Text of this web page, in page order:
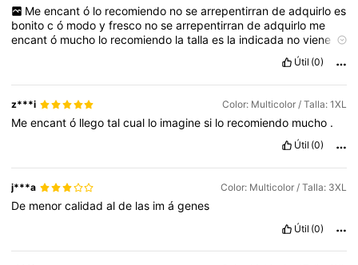
Me encant ó lo recomiendo no se arrepentirran de adquirlo es
bonitocó modoyfresco nosearrepentirrandeadquirlo me
encantó mucho lo recomiendo latallaes la indicada noviene
Útil (0)
z***i Color: Multicolor / Talla: 1XL
Meencantó llegotalcual lo imaginesi lo recomiendo mucho .
Útil (0)
j***a Color: Multicolor / Talla: 3XL
De menorcalidadalde las imágenes
Útil (0)